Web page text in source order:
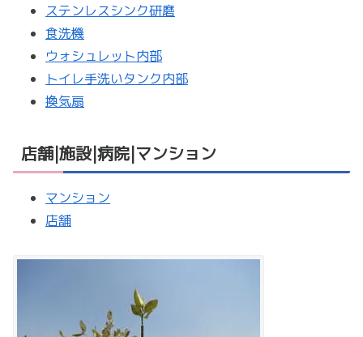
ステンレスシンク研磨
食洗機
ウォシュレット内部
トイレ手洗いタンク内部
換気扇
店舗|施設|病院|マンション
マンション
店舗